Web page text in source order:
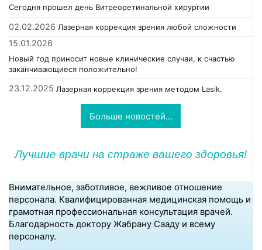
Сегодня прошел день Витреоретинальной хирургии
02.02.2026 Лазерная коррекция зрения любой сложности
15.01.2026
Новый год приносит новые клинические случаи, к счастью
заканчивающиеся положительно!
23.12.2025 Лазерная коррекция зрения методом Lasik.
Больше новостей...
Лучшие врачи на страже вашего здоровья!
Внимательное, заботливое, вежливое отношение
персонала. Квалифицированная медицинская помощь и
грамотная профессиональная консультация врачей.
Благодарность доктору Жабрану Сааду и всему
персоналу.